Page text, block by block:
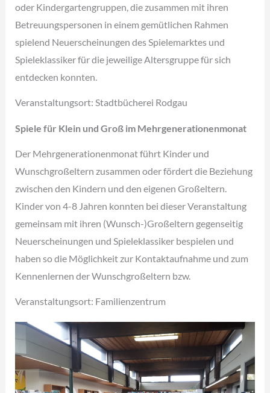
oder Kindergartengruppen, die zusammen mit ihren
Betreuungspersonen in einem gemütlichen Rahmen
spielend Neuerscheinungen des Spielemarktes und
Spieleklassiker für die jeweilige Altersgruppe für sich
entdecken konnten.
Veranstaltungsort: Stadtbücherei Rodgau
Spiele für Klein und Groß im Mehrgenerationenmonat
Der Mehrgenerationenmonat führt Kinder und
Wunschgroßeltern zusammen oder fördert die Beziehung
zwischen den Kindern und den eigenen Großeltern.
Kinder von 4-8 Jahren konnten bei dieser Veranstaltung
gemeinsam mit ihren (Wunsch-)Großeltern gegenseitig
Neuerscheinungen und Spieleklassiker bespielen und
haben so die Möglichkeit zur Kontaktaufnahme und zum
Kennenlernen der Wunschgroßeltern bzw.
Veranstaltungsort: Familienzentrum